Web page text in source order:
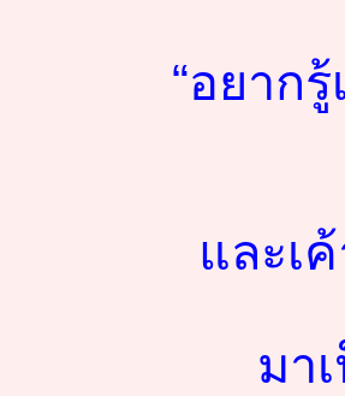
“อยาก
และเ
มา